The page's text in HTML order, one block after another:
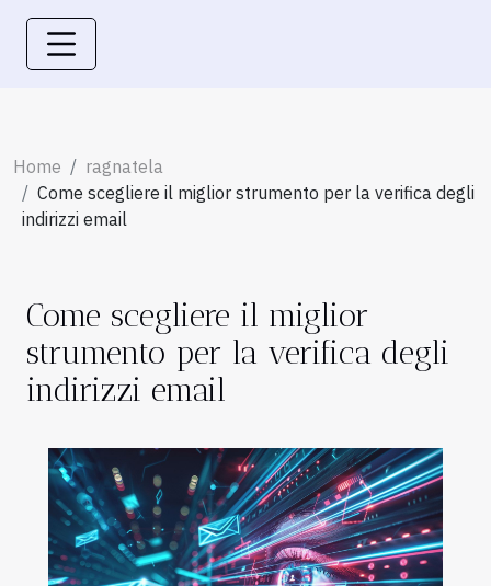
Home
ragnatela
Come scegliere il miglior strumento per la verifica degli
indirizzi email
Come scegliere il miglior
strumento per la verifica degli
indirizzi email